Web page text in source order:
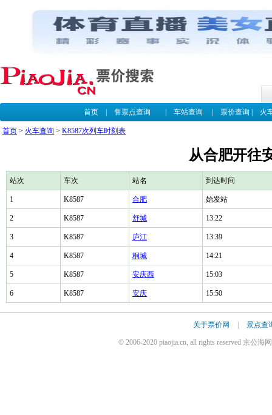
首页| 售票点查询 车站查询 票价查询 火
首页 > 火车查询 > K8587次列车时刻表
从合肥开往
站次 车次 站名 到达时间
1 K8587 合肥 始发站
2 K8587 舒城 13:22
3 K8587 庐江 13:39
4 K8587 桐城 14:21
5 K8587 安庆西 15:03
6 K8587 安庆 15:50
关于票价网 景点查
© 2006-2020 piaojia.cn, all rights reserved 京公海